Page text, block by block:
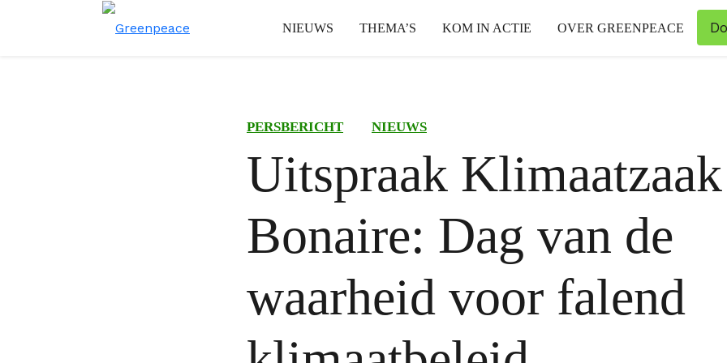
NIEUWS THEMA’S KOM IN ACTIE OVER GREENPEACE
PERSBERICHT NIEUWS
Uitspraak Klimaatzaak
Bonaire: Dag van de
waarheid voor falend